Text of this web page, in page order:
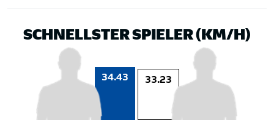
SCHNELLSTER SPIELER (KM/H)
34.43 33.23